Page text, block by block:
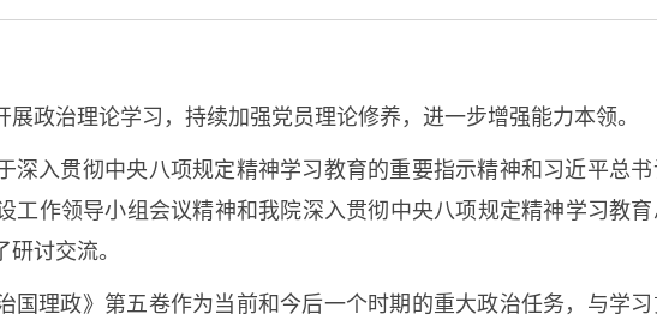
政治理论学习，持续加强党员理论修养，进一步增强能力本领。
深入贯彻中央八项规定精神学习教育的重要指示精神和习近平总
工作领导小组会议精神和我院深入贯彻中央八项规定精神学习教
讨交流。
国理政》第五卷作为当前和今后一个时期的重大政治任务，与学